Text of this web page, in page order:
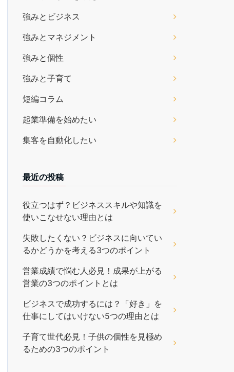
強みとビジネス
強みとマネジメント
強みと個性
強みと子育て
短編コラム
起業準備を始めたい
集客を自動化したい
最近の投稿
役立つはず？ビジネススキルや知識を
使いこなせない理由とは
失敗したくない？ビジネスに向いてい
るかどうかを考える3つのポイント
営業成績で悩む人必見！成果が上がる
営業の3つのポイントとは
ビジネスで成功するには？「好き」を
仕事にしてはいけない5つの理由とは
子育て世代必見！子供の個性を見極め
るための3つのポイント